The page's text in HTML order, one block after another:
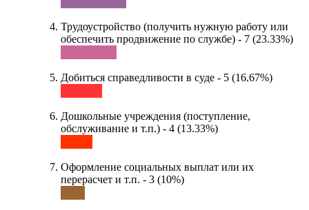
Трудоустройство (получить нужную работу или
обеспечить продвижение по службе) - 7 (23.33%)
Добиться справедливости в суде - 5 (16.67%)
Дошкольные учреждения (поступление,
обслуживание и т.п.) - 4 (13.33%)
Оформление социальных выплат или их
перерасчет и т.п. - 3 (10%)